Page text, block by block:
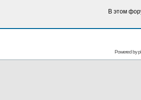
В этом
Powered by